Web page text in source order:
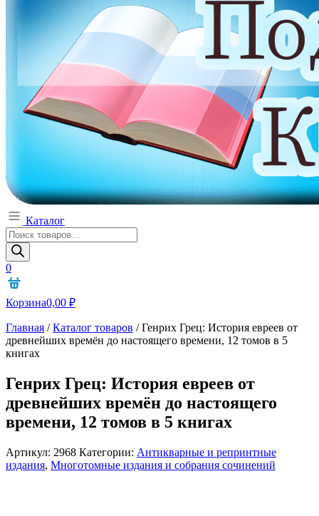
Каталог
Поиск
товаров
0
Корзина0,00 ₽
Главная /Каталог товаров /Генрих Грец: История евреев от
древнейших времён до настоящего времени, 12 томов в 5
книгах
Генрих Грец: История евреев от
древнейших времён до настоящего
времени, 12 томов в 5 книгах
Артикул: 2968 Категории: Антикварные и репринтные
издания, Многотомные издания и собрания сочинений